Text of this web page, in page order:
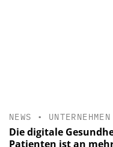
NEWS • UNTERNEHMEN
Die digitale
Patienten ist an